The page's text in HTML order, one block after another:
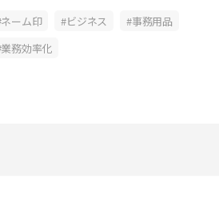
ネーム印 ビジネス
事務用品
業務効率化